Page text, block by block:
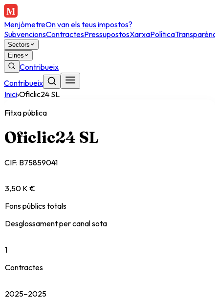
MenjòmetreOn van els teus impostos?
SubvencionsContractesPressupostosXarxaPolítica
Sectors
Eines
Contribueix
Contribueix
Inici›Oficlic24 SL
Fitxa pública
Oficlic24 SL
CIF: B75859041
3,50 K €
Fons públics totals
Desglossament per canal sota
1
Contractes
2025–2025